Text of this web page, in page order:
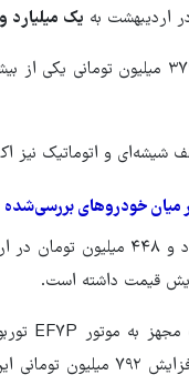
یک میلیارد و ۵۰۲ میلیون تومان
این خودرو با افزایش حدود ۳۷۹
میان خودروهای بررسی‌شده
میلیون تومان رسیده